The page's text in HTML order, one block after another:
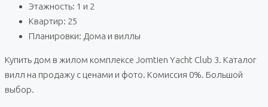
Этажность: 1 и 2
Квартир: 25
Планировки: Дома и виллы
Купить дом в жилом комплексе Jomtien Yacht Club 3. Каталог
вилл на продажу с ценами и фото. Комиссия 0%. Большой
выбор.